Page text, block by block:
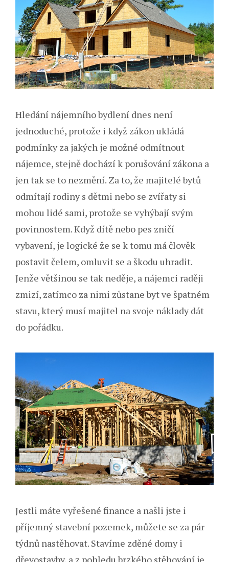
Hledání nájemního bydlení dnes není
jednoduché, protože i když zákon ukládá
podmínky za jakých je možné odmítnout
nájemce, stejně dochází k porušování zákona a
jen tak se to nezmění. Za to, že majitelé bytů
odmítají rodiny s dětmi nebo se zvířaty si
mohou lidé sami, protože se vyhýbají svým
povinnostem. Když dítě nebo pes zničí
vybavení, je logické že se k tomu má člověk
postavit čelem, omluvit se a škodu uhradit.
Jenže většinou se tak neděje, a nájemci raději
zmizí, zatímco za nimi zůstane byt ve špatném
stavu, který musí majitel na svoje náklady dát
do pořádku.
Jestli máte vyřešené finance a našli jste i
příjemný stavební pozemek, můžete se za pár
týdnů nastěhovat. Stavíme zděné domy i
dřevostavby, a z pohledu brzkého stěhování je